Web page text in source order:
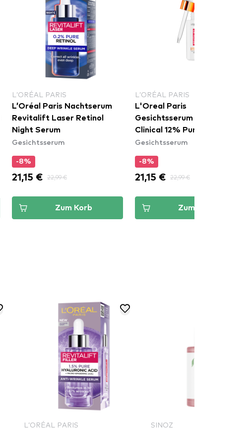
L’ORÉAL PARIS
L’Oréal Paris Nachtserum
Revitalift Laser Retinol
Night Serum
Gesichtsserum
-8%
21,15 € 22,99 €
Zum Korb
L’ORÉAL PARIS
L'Oreal Paris
Gesichtsserum Revitalift
Clinical 12% Pure Vitamin C
Face Brightening Serum
Gesichtsserum
-8%
21,15 € 22,99 €
Zum Korb
L’ORÉAL PARIS SINOZ